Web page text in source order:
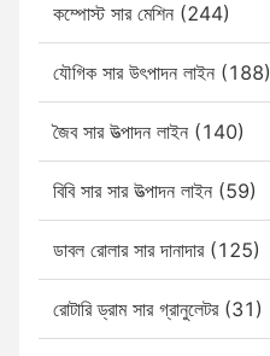
কম্পোস্ট সার মেশিন (244)
যৌগিক সার উৎপাদন লাইন (188)
জৈব সার উত্পাদন লাইন (140)
বিবি সার সার উত্পাদন লাইন (59)
ডাবল রোলার সার দানাদার (125)
রোটারি ড্রাম সার গ্রানুলেটর (31)